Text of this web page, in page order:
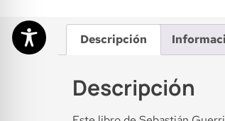
Descripción
Descripción